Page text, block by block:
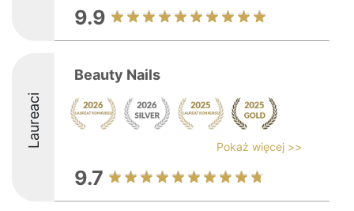
9.9
Laureaci
Beauty Nails
Pokaż więcej >>
9.7